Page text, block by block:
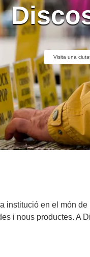
Visita una
institució en el món
i nous productes. A